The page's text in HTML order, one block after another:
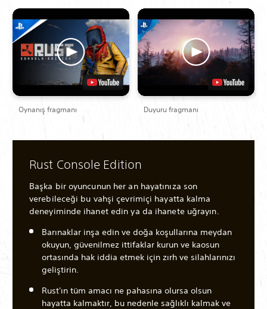
Oynanış fragmanı Duyuru fragmanı
Rust Console Edition
Başka bir oyuncunun her an hayatınıza son
verebileceği bu vahşi çevrimiçi hayatta kalma
deneyiminde ihanet edin ya da ihanete uğrayın.
Barınaklar inşa edin ve doğa koşullarına meydan
okuyun, güvenilmez ittifaklar kurun ve kaosun
ortasında hak iddia etmek için zırh ve silahlarınızı
geliştirin.
Rust'ın tüm amacı ne pahasına olursa olsun
hayatta kalmaktır, bu nedenle sağlıklı kalmak ve